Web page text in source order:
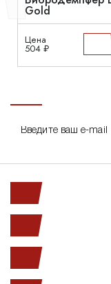
Gold
Цена
504 ₽